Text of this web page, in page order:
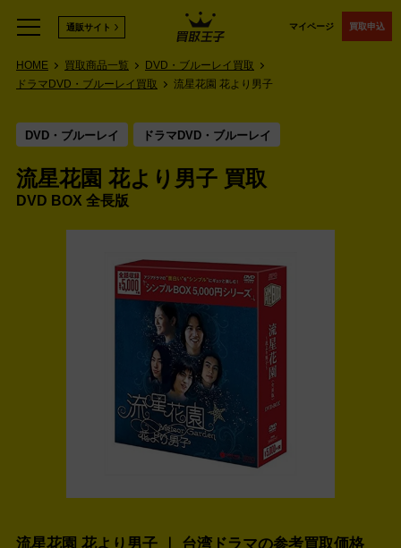
マイページ 買取申込
通販サイト
HOME 買取商品一覧
DVD・ブルーレイ買取
ドラマDVD・ブルーレイ買取
流星花園 花より男子
DVD・ブルーレイ ドラマDVD・ブルーレイ
流星花園 花より男子 買取
DVD BOX 全長版
流星花園 花より男子 ｜ 台湾ドラマの参考買取価格